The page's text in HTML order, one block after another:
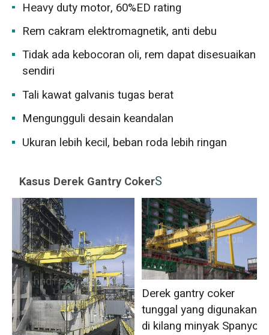
Heavy duty motor, 60%ED rating
Rem cakram elektromagnetik, anti debu
Tidak ada kebocoran oli, rem dapat disesuaikan
sendiri
Tali kawat galvanis tugas berat
Mengungguli desain keandalan
Ukuran lebih kecil, beban roda lebih ringan
Kasus Derek Gantry CokerS
Derek gantry coker
tunggal yang digunakan
di kilang minyak Spanyol